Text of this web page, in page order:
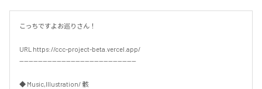
こっちですよお巡りさん！
URL https://ccc-project-beta.vercel.app/
--------------------------------------------------
◆ Music,Illustration/ 骸